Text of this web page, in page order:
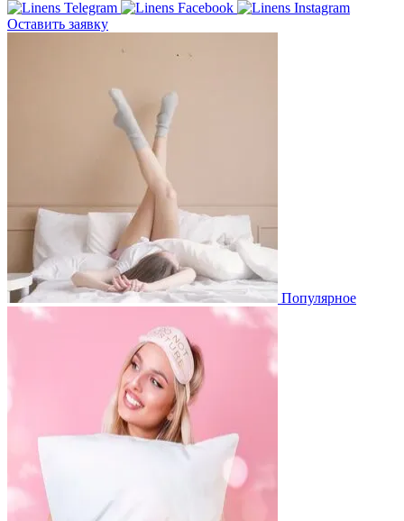
Оставить заявку
Популярное